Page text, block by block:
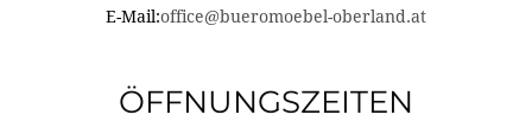
E-Mail:office@bueromoebel-oberland.at
ÖFFNUNGSZEITEN